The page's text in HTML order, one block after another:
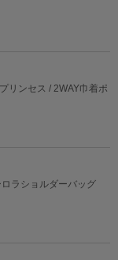
リンセス / 2WAY巾着ポ
ロラショルダーバッグ